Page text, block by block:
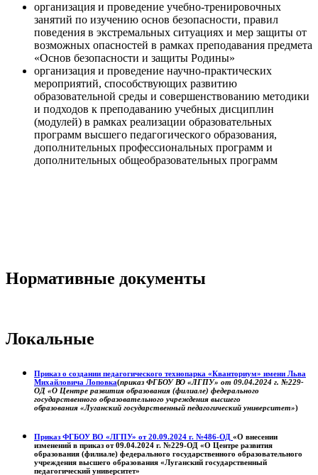
организация и проведение учебно-тренировочных
занятий по изучению основ безопасности, правил
поведения в экстремальных ситуациях и мер защиты от
возможных опасностей в рамках преподавания предмета
«Основ безопасности и защиты Родины»
организация и проведение научно-практических
мероприятий, способствующих развитию
образовательной среды и совершенствованию методики
и подходов к преподаванию учебных дисциплин
(модулей) в рамках реализации образовательных
программ высшего педагогического образования,
дополнительных профессиональных программ и
дополнительных общеобразовательных программ
Нормативные документы
Локальные
Приказ о создании педагогического технопарка «Кванториум» имени Льва
Михайловича Лоповка(приказ ФГБОУ ВО «ЛГПУ» от 09.04.2024 г. №229-
ОД «О Центре развития образования (филиале) федерального
государственного образовательного учреждения высшего
образования «Луганский государственный педагогический университет»)
Приказ ФГБОУ ВО «ЛГПУ» от 20.09.2024 г. №486-ОД «О внесении
изменений в приказ от 09.04.2024 г. №229-ОД «О Центре развития
образования (филиале) федерального государственного образовательного
учреждения высшего образования «Луганский государственный
педагогический университет»